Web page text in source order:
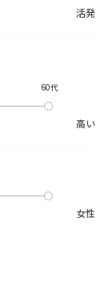
活発
60代
高い
女性